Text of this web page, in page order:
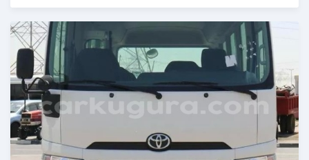
Publié il y a 3 mois